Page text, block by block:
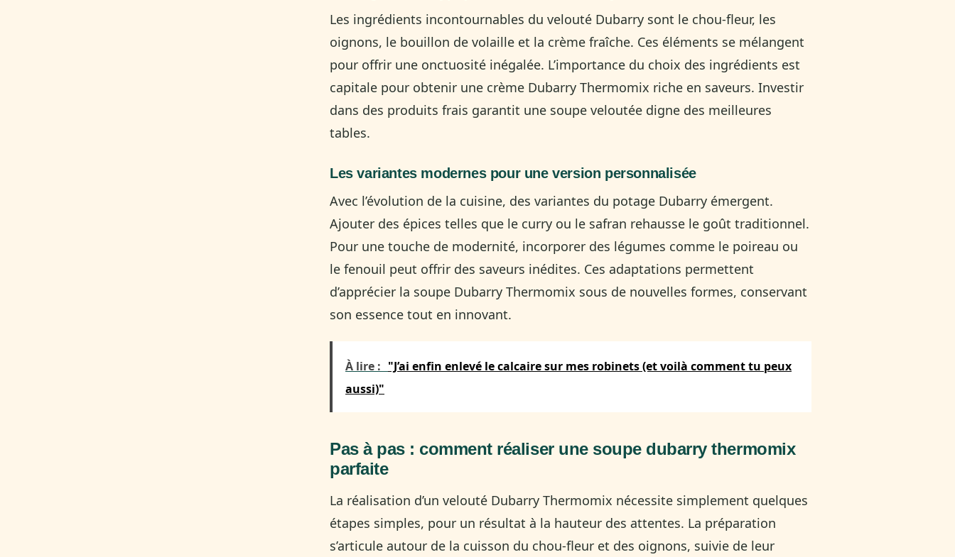
Les ingrédients incontournables du velouté Dubarry sont le chou-fleur, les
oignons, le bouillon de volaille et la crème fraîche. Ces éléments se mélangent
pour offrir une onctuosité inégalée. L’importance du choix des ingrédients est
capitale pour obtenir une crème Dubarry Thermomix riche en saveurs. Investir
dans des produits frais garantit une soupe veloutée digne des meilleures
tables.
Les variantes modernes pour une version personnalisée
Avec l’évolution de la cuisine, des variantes du potage Dubarry émergent.
Ajouter des épices telles que le curry ou le safran rehausse le goût traditionnel.
Pour une touche de modernité, incorporer des légumes comme le poireau ou
le fenouil peut offrir des saveurs inédites. Ces adaptations permettent
d’apprécier la soupe Dubarry Thermomix sous de nouvelles formes, conservant
son essence tout en innovant.
À lire : "J’ai enfin enlevé le calcaire sur mes robinets (et voilà comment tu peux
aussi)"
Pas à pas : comment réaliser une soupe dubarry thermomix
parfaite
La réalisation d’un velouté Dubarry Thermomix nécessite simplement quelques
étapes simples, pour un résultat à la hauteur des attentes. La préparation
s’articule autour de la cuisson du chou-fleur et des oignons, suivie de leur